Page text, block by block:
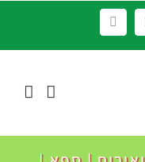
Facebook